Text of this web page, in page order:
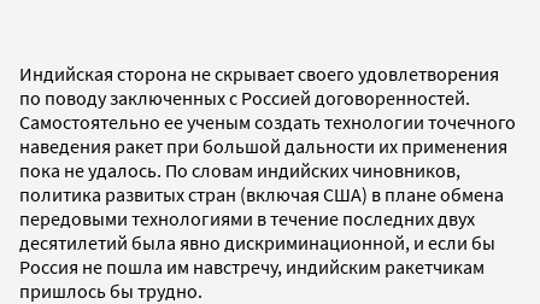
Индийская сторона не скрывает своего удовлетворения
по поводу заключенных с Россией договоренностей.
Самостоятельно ее ученым создать технологии точечного
наведения ракет при большой дальности их применения
пока не удалось. По словам индийских чиновников,
политика развитых стран (включая США) в плане обмена
передовыми технологиями в течение последних двух
десятилетий была явно дискриминационной, и если бы
Россия не пошла им навстречу, индийским ракетчикам
пришлось бы трудно.